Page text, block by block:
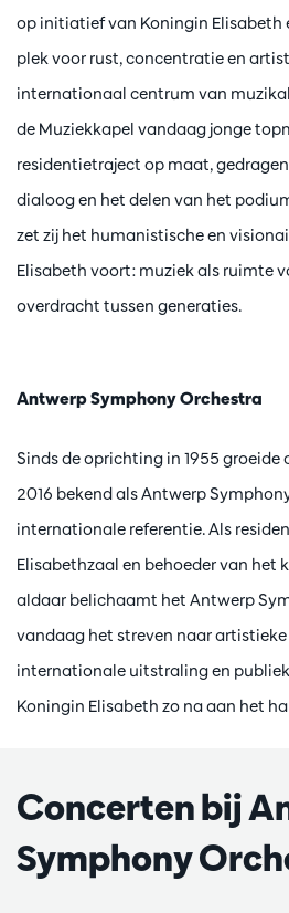
op initiatief van Koningin Elisabeth
plek voor rust, concentratie en
internationaal centrum van
de Muziekkapel vandaag jonge
residentietraject op maat,
dialoog en het delen van het
zet zij het humanistische en
Elisabeth voort: muziek als ruimte
overdracht tussen generaties.
Antwerp Symphony Orchestra
Sinds de oprichting in 1955 groeide
2016 bekend als Antwerp
internationale referentie. Als
Elisabethzaal en behoeder van het
aldaar belichaamt het Antwerp
vandaag het streven naar
internationale uitstraling en
Koningin Elisabeth zo na aan het
Concerten bij
Symphony